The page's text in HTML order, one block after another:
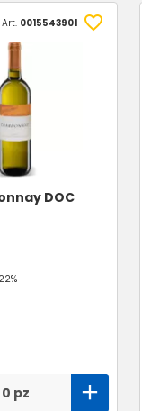
Art. 0015543901
DOC
0 pz